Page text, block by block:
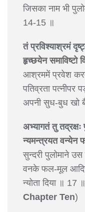
जिसका नाम भी
14-15 ॥
तं प्रविश्याश्रमं
हृच्छयेन समाविष्टो
आश्रममें प्रवेश करते
पतिव्रता पत्नीपर
अपनी सुध-बुध खो
अभ्यागतं तु तद्रक्षः
न्यमन्त्रयत वन्येन
सुन्दरी पुलोमाने
वनके फल-मूल
न्योता दिया ॥ 17
Chapter Ten)